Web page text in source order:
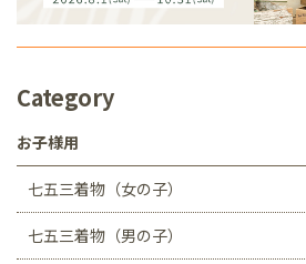
Category
お子様用
七五三着物（女の子）
七五三着物（男の子）